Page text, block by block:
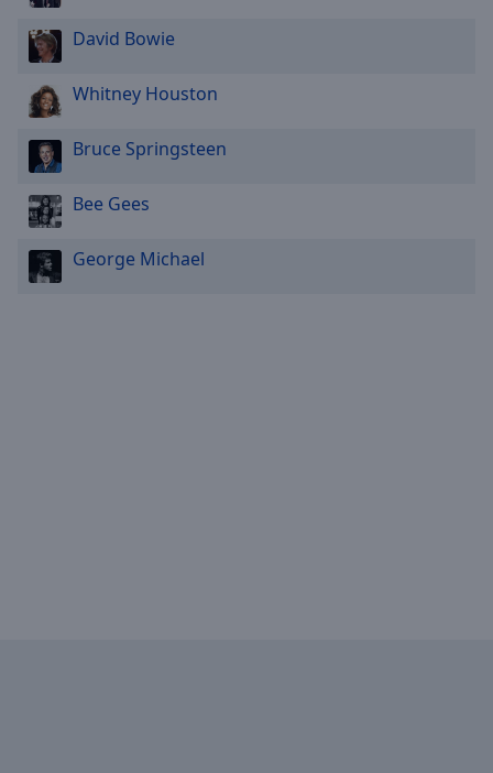
David Bowie
Whitney Houston
Bruce Springsteen
Bee Gees
George Michael